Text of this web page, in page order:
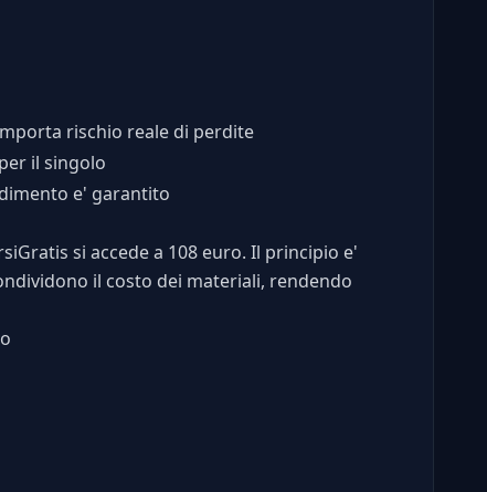
rischio reale di perdite
il singolo
e' garantito
si accede a 108 euro. Il principio e'
il costo dei materiali, rendendo